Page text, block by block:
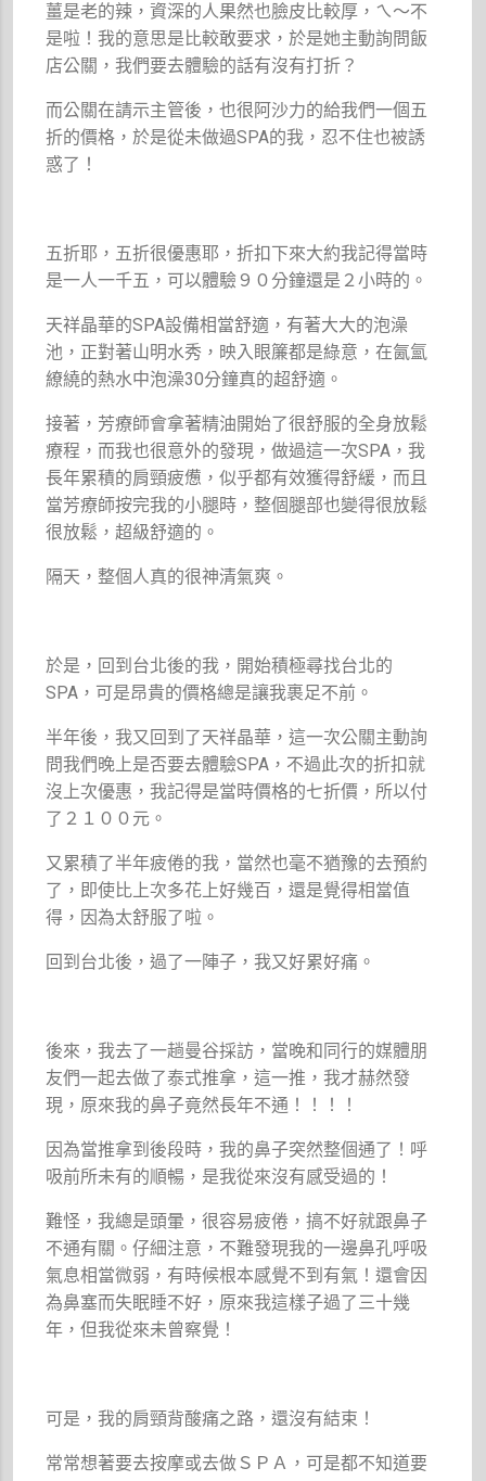
薑是老的辣，資深的人果然也臉皮比較厚，ㄟ～不
是啦！我的意思是比較敢要求，於是她主動詢問飯
店公關，我們要去體驗的話有沒有打折？
而公關在請示主管後，也很阿沙力的給我們一個五
折的價格，於是從未做過SPA的我，忍不住也被誘
惑了！
五折耶，五折很優惠耶，折扣下來大約我記得當時
是一人一千五，可以體驗９０分鐘還是２小時的。
天祥晶華的SPA設備相當舒適，有著大大的泡澡
池，正對著山明水秀，映入眼簾都是綠意，在氤氳
繚繞的熱水中泡澡30分鐘真的超舒適。
接著，芳療師會拿著精油開始了很舒服的全身放鬆
療程，而我也很意外的發現，做過這一次SPA，我
長年累積的肩頸疲憊，似乎都有效獲得舒緩，而且
當芳療師按完我的小腿時，整個腿部也變得很放鬆
很放鬆，超級舒適的。
隔天，整個人真的很神清氣爽。
於是，回到台北後的我，開始積極尋找台北的
SPA，可是昂貴的價格總是讓我裹足不前。
半年後，我又回到了天祥晶華，這一次公關主動詢
問我們晚上是否要去體驗SPA，不過此次的折扣就
沒上次優惠，我記得是當時價格的七折價，所以付
了２１００元。
又累積了半年疲倦的我，當然也毫不猶豫的去預約
了，即使比上次多花上好幾百，還是覺得相當值
得，因為太舒服了啦。
回到台北後，過了一陣子，我又好累好痛。
後來，我去了一趟曼谷採訪，當晚和同行的媒體朋
友們一起去做了泰式推拿，這一推，我才赫然發
現，原來我的鼻子竟然長年不通！！！！
因為當推拿到後段時，我的鼻子突然整個通了！呼
吸前所未有的順暢，是我從來沒有感受過的！
難怪，我總是頭暈，很容易疲倦，搞不好就跟鼻子
不通有關。仔細注意，不難發現我的一邊鼻孔呼吸
氣息相當微弱，有時候根本感覺不到有氣！還會因
為鼻塞而失眠睡不好，原來我這樣子過了三十幾
年，但我從來未曾察覺！
可是，我的肩頸背酸痛之路，還沒有結束！
常常想著要去按摩或去做ＳＰＡ，可是都不知道要